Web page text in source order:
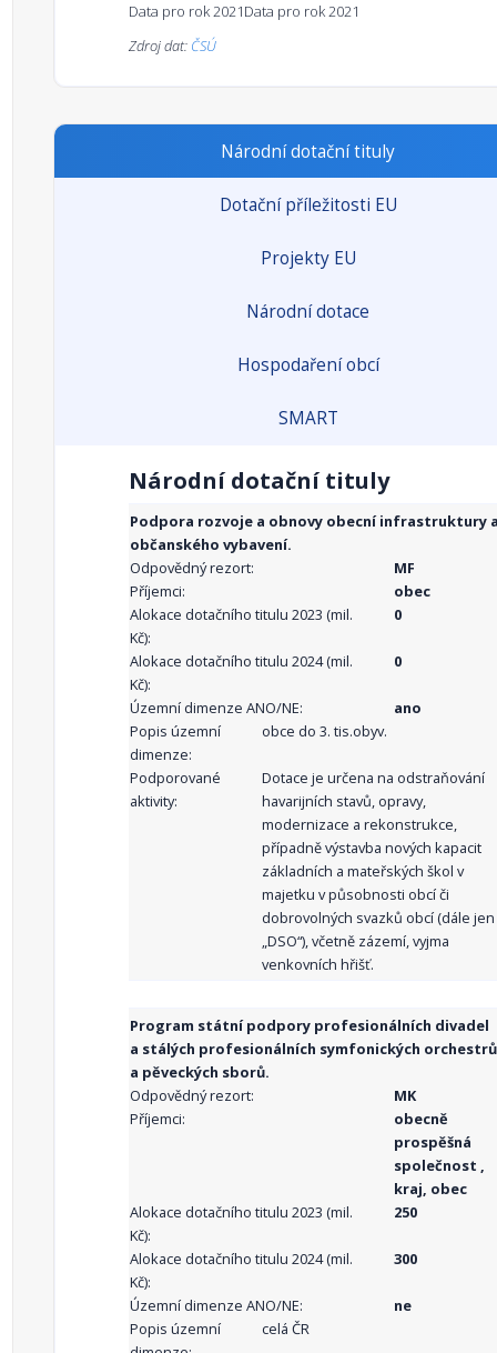
Data pro rok 2021Data pro rok 2021
Zdroj dat: ČSÚ
Národní dotační tituly
Dotační příležitosti EU
Projekty EU
Národní dotace
Hospodaření obcí
SMART
Národní dotační tituly
Podpora rozvoje a obnovy obecní infrastruktury
občanského vybavení.
Odpovědný rezort:
MF
Příjemci:
obec
Alokace dotačního titulu 2023 (mil.
Kč):
0
Alokace dotačního titulu 2024 (mil.
Kč):
0
Územní dimenze ANO/NE:
ano
Popis územní
dimenze:
obce do 3. tis.obyv.
Podporované
aktivity:
Dotace je určena na odstraňování
havarijních stavů, opravy,
modernizace a rekonstrukce,
případně výstavba nových kapacit
základních a mateřských škol v
majetku v působnosti obcí či
dobrovolných svazků obcí (dále jen
„DSO“), včetně zázemí, vyjma
venkovních hřišť.
Program státní podpory profesionálních divadel
a stálých profesionálních symfonických orchestrů
a pěveckých sborů.
Odpovědný rezort:
MK
Příjemci:
obecně
prospěšná
společnost ,
kraj, obec
Alokace dotačního titulu 2023 (mil.
Kč):
250
Alokace dotačního titulu 2024 (mil.
Kč):
300
Územní dimenze ANO/NE:
ne
Popis územní
celá ČR